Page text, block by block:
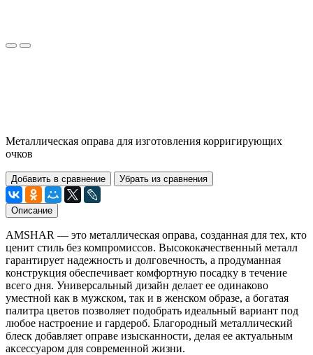
Металлическая оправа для изготовления корригирующих
очков
Добавить в сравнение Убрать из сравнения
Описание
AMSHAR — это металлическая оправа, созданная для тех, кто
ценит стиль без компромиссов. Высококачественный металл
гарантирует надежность и долговечность, а продуманная
конструкция обеспечивает комфортную посадку в течение
всего дня. Универсальный дизайн делает ее одинаково
уместной как в мужском, так и в женском образе, а богатая
палитра цветов позволяет подобрать идеальный вариант под
любое настроение и гардероб. Благородный металлический
блеск добавляет оправе изысканности, делая ее актуальным
аксессуаром для современной жизни.